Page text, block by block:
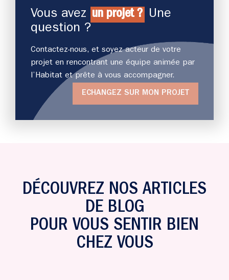
Vous avez un projet ? Une
question ?
Contactez-nous, et soyez acteur de votre
projet en rencontrant une équipe animée par
l’Habitat et prête à vous accompagner.
ECHANGEZ SUR MON PROJET
DÉCOUVREZ NOS ARTICLES
DE BLOG
POUR VOUS SENTIR BIEN
CHEZ VOUS